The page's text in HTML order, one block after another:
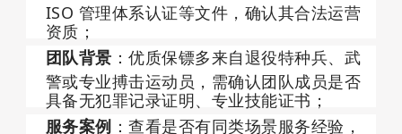
ISO 管理体系认证等文件，确认其合法运营
资质；
团队背景 ：优质保镖多来自退役特种兵、武
警或专业搏击运动员，需确认团队成员是否
具备无犯罪记录证明、专业技能证书；
服务案例 ：查看是否有同类场景服务经验，